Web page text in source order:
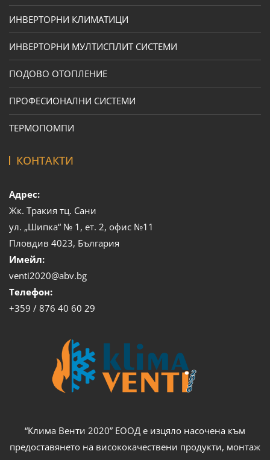
ИНВЕРТОРНИ КЛИМАТИЦИ
ИНВЕРТОРНИ МУЛТИСПЛИТ СИСТЕМИ
ПОДОВО ОТОПЛЕНИЕ
ПРОФЕСИОНАЛНИ СИСТЕМИ
ТЕРМОПОМПИ
КОНТАКТИ
Адрес:
Жк. Тракия тц. Сани
ул. „Шипка“ № 1, ет. 2, офис №11
Пловдив 4023, България
Имейл:
venti2020@abv.bg
Телефон:
+359 / 876 40 60 29
“Клима Венти 2020” ЕООД е изцяло насочена към
предоставянето на висококачествени продукти, монтаж